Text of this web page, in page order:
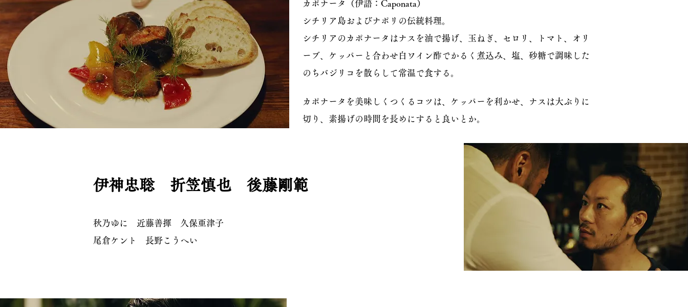
カポナータ（伊語：Caponata）
シチリア島およびナポリの伝統料理。
シチリアのカポナータはナスを油で揚げ、玉ねぎ、セロリ、トマト、オリ
ーブ、ケッパーと合わせ白ワイン酢でかるく煮込み、塩、砂糖で調味した
のちバジリコを散らして常温で食する。
カポナータを美味しくつくるコツは、ケッパーを利かせ、ナスは大ぶりに
切り、素揚げの時間を長めにすると良いとか。
伊神忠聡 折笠慎也 後藤剛範
秋乃ゆに 近藤善揮 久保亜津子
尾倉ケント 長野こうへい